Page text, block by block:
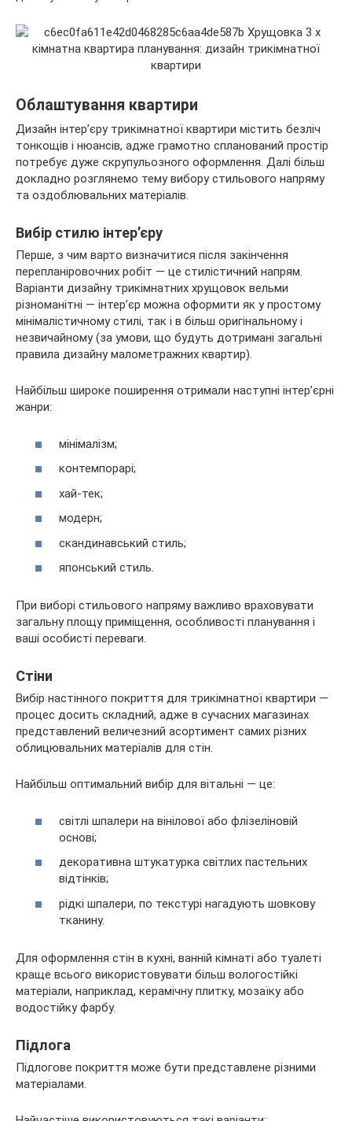
Облаштування квартири
Дизайн інтер’єру трикімнатної квартири містить безліч
тонкощів і нюансів, адже грамотно спланований простір
потребує дуже скрупульозного оформлення. Далі більш
докладно розглянемо тему вибору стильового напряму
та оздоблювальних матеріалів.
Вибір стилю інтер’єру
Перше, з чим варто визначитися після закінчення
перепланіровочних робіт — це стилістичний напрям.
Варіанти дизайну трикімнатних хрущовок вельми
різноманітні — інтер’єр можна оформити як у простому
мінімалістичному стилі, так і в більш оригінальному і
незвичайному (за умови, що будуть дотримані загальні
правила дизайну малометражних квартир).
Найбільш широке поширення отримали наступні інтер’єрні
жанри:
мінімалізм;
контемпорарі;
хай-тек;
модерн;
скандинавський стиль;
японський стиль.
При виборі стильового напряму важливо враховувати
загальну площу приміщення, особливості планування і
ваші особисті переваги.
Стіни
Вибір настінного покриття для трикімнатної квартири —
процес досить складний, адже в сучасних магазинах
представлений величезний асортимент самих різних
облицювальних матеріалів для стін.
Найбільш оптимальний вибір для вітальні — це:
світлі шпалери на вінілової або флізеліновій
основі;
декоративна штукатурка світлих пастельних
відтінків;
рідкі шпалери, по текстурі нагадують шовкову
тканину.
Для оформлення стін в кухні, ванній кімнаті або туалеті
краще всього використовувати більш вологостійкі
матеріали, наприклад, керамічну плитку, мозаїку або
водостійку фарбу.
Підлога
Підлогове покриття може бути представлене різними
матеріалами.